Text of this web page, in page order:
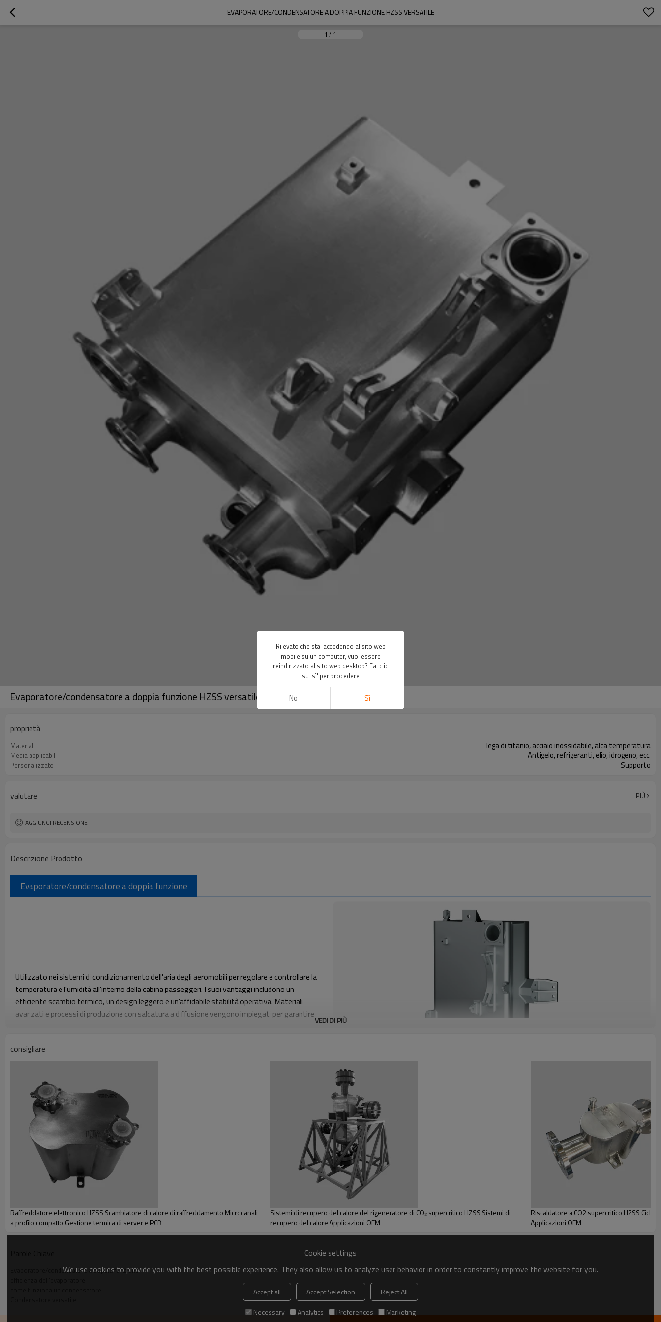
EVAPORATORE/CONDENSATORE A DOPPIA FUNZIONE HZSS VERSATILE
1 / 1
Evaporatore/condensatore a doppia funzione HZSS versatile
proprietà
Materiali lega di titanio, acciaio inossidabile, alta temperatura
Media applicabili Antigelo, refrigeranti, elio, idrogeno, ecc.
Personalizzato Supporto
valutare PIÙ
AGGIUNGI RECENSIONE
Descrizione Prodotto
Evaporatore/condensatore a doppia funzione
Utilizzato nei sistemi di condizionamento dell'aria degli aeromobili per regolare e controllare la
temperatura e l'umidità all'interno della cabina passeggeri. I suoi vantaggi includono un
efficiente scambio termico, un design leggero e un'affidabile stabilità operativa. Materiali
avanzati e processi di produzione con saldatura a diffusione vengono impiegati per garantire
Caratteristiche
1.Resistenza alla corrosione: la lega di titanio offre un'eccellente resistenza alla corrosione, in grado di sopportare vari ambienti difficili nel settore aerospaziale.
2. Elevata efficienza: utilizza strutture a microcanali per uno scambio termico efficiente, riducendo il consumo di energia e migliorando l'efficienza nell'utilizzo dell'energia.
3. Leggero: utilizza materiali leggeri e ad alta resistenza per ridurre il peso dello scambiatore di calore e diminuire il carico dell'aeromobile.
4. Elevata compattezza: presenta una struttura compatta che riduce al minimo il volume, facilitando la disposizione e l'ottimizzazione all'interno del velivolo.
Principio di funzionamento
VEDI DI PIÙ
consigliare
Raffreddatore elettronico HZSS Scambiatore di calore di raffreddamento Microcanali
a profilo compatto Gestione termica di server e PCB
Sistemi di recupero del calore del rigeneratore di CO₂ supercritico HZSS Sistemi di
recupero del calore Applicazioni OEM
Riscaldatore a CO2 supercritico HZSS Cicli
Applicazioni OEM
Evaporatore/condensatore a doppia funzione
Cookie settings
We use cookies to provide you with the best possible experience. They also allow us to analyze user behavior in order to constantly improve the website for you.
Accept all Accept Selection
Reject All
Necessary
Analytics Preferences Marketing
Rilevato che stai accedendo al sito web
mobile su un computer, vuoi essere
reindirizzato al sito web desktop? Fai clic
su 'sì' per procedere
No Sì